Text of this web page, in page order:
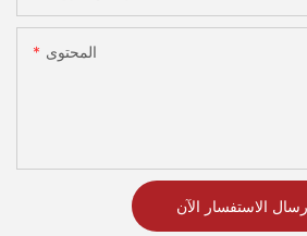
المحتوى
الاستفسار الآن